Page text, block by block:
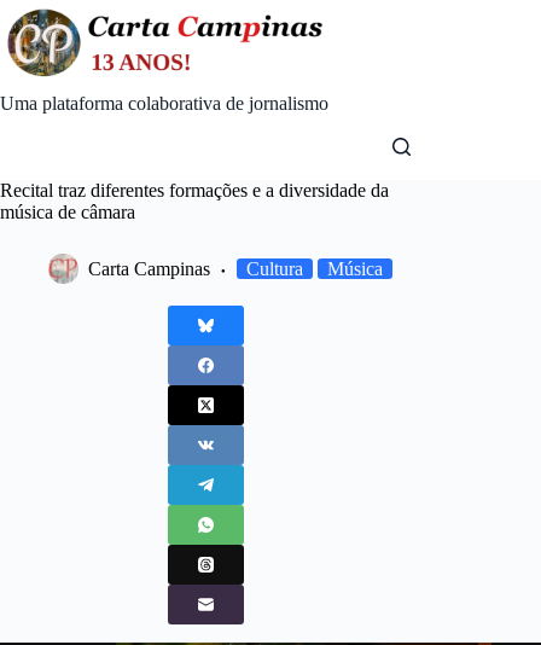
Skip
to
content
Uma plataforma colaborativa de jornalismo
Recital traz diferentes formações e a diversidade da
música de câmara
Carta Campinas Cultura Música